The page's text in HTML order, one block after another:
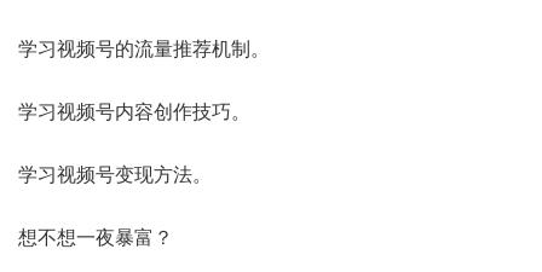
学习视频号的流量推荐机制。
学习视频号内容创作技巧。
学习视频号变现方法。
想不想一夜暴富？